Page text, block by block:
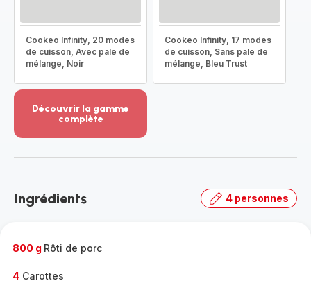
Cookeo Infinity, 20 modes
de cuisson, Avec pale de
mélange, Noir
Cookeo Infinity, 17 modes
de cuisson, Sans pale de
mélange, Bleu Trust
Découvrir la gamme
complète
-
gamme
Ingrédients 4 personnes
800 g Rôti de porc
4 Carottes